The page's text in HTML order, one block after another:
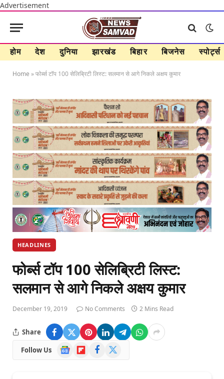
Advertisement
होम देश दुनिया झारखंड बिहार बिजनेस स्पोर्ट्स
Home »फोर्ब्स टॉप 100 सेलिब्रिटी लिस्ट: सलमान से आगे निकले अक्षय कुमार
HEADLINES
फोर्ब्स टॉप 100 सेलिब्रिटी लिस्ट:
सलमान से आगे निकले अक्षय कुमार
December 19, 2019 No Comments 2 Mins Read
Share
Follow Us
Google
News
FlipboardFacebook